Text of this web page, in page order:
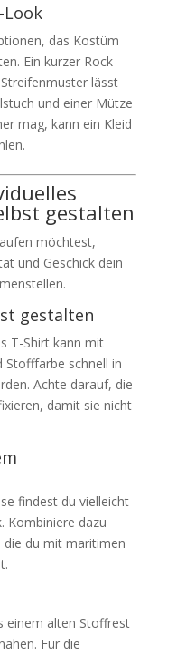
Look
das Kostüm
Ein kurzer Rock
lässt
und einer Mütze
mag, kann ein Kleid
gestalten
möchtest,
und Geschick dein
gestalten
T-Shirt kann mit
Stofffarbe schnell in
Achte darauf, die
damit sie nicht
findest du vielleicht
Kombiniere dazu
die du mit maritimen
einem alten Stoffrest
Für die